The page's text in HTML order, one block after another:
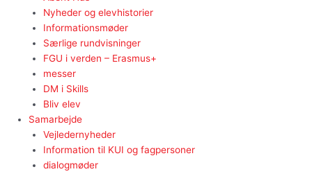
Nyheder og elevhistorier
Informationsmøder
Særlige rundvisninger
FGU i verden – Erasmus+
messer
DM i Skills
Bliv elev
Samarbejde
Vejledernyheder
Information til KUI og fagpersoner
dialogmøder